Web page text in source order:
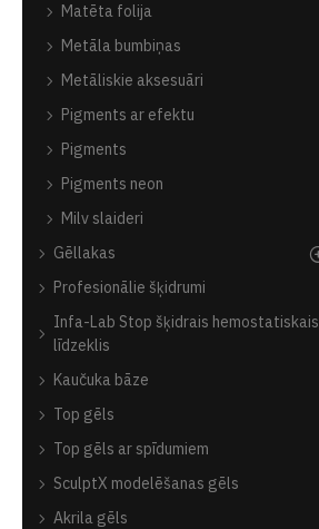
Matēta folija
Metāla bumbiņas
Metāliskie aksesuāri
Pigments ar efektu
Pigments
Pigments neon
Milv slaideri
Gēllakas
Profesionālie šķidrumi
Infa-Lab Stop šķidrais hemostatiskais
līdzeklis
Kaučuka bāze
Top gēls
Top gēls ar spīdumiem
SculptX modelēšanas gēls
Akrila gēls